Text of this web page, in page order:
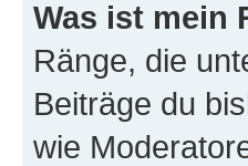
Was ist mein
Ränge, die
Beiträge du
wie